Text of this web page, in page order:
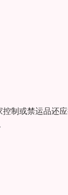
制或禁运品还